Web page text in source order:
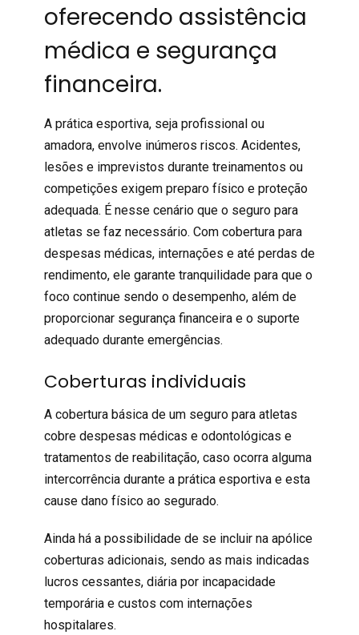
oferecendo assistência
médica e segurança
financeira.
A prática esportiva, seja profissional ou
amadora, envolve inúmeros riscos. Acidentes,
lesões e imprevistos durante treinamentos ou
competições exigem preparo físico e proteção
adequada. É nesse cenário que o seguro para
atletas se faz necessário. Com cobertura para
despesas médicas, internações e até perdas de
rendimento, ele garante tranquilidade para que o
foco continue sendo o desempenho, além de
proporcionar segurança financeira e o suporte
adequado durante emergências.
Coberturas individuais
A cobertura básica de um seguro para atletas
cobre despesas médicas e odontológicas e
tratamentos de reabilitação, caso ocorra alguma
intercorrência durante a prática esportiva e esta
cause dano físico ao segurado.
Ainda há a possibilidade de se incluir na apólice
coberturas adicionais, sendo as mais indicadas
lucros cessantes, diária por incapacidade
temporária e custos com internações
hospitalares.